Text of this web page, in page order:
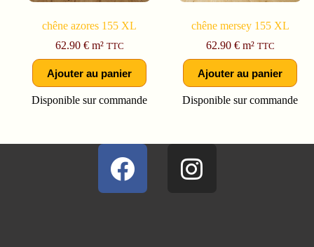
chêne azores 155 XL
62.90 €m² TTC
Ajouter au panier
Disponible sur commande
chêne mersey 155 XL
62.90 €m² TTC
Ajouter au panier
Disponible sur commande